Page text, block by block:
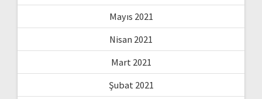
Mayıs 2021
Nisan 2021
Mart 2021
Şubat 2021